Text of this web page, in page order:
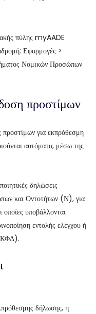
πύλης myAADE
Εφαρμογές >
Νομικών Προσώπων
προστίμων
προστίμων για εκπρόθεσμη
αυτόματα, μέσω της
δηλώσεις
και Οντοτήτων (Ν), για
υποβάλλονται
εντολής ελέγχου ή
ΚΦΔ).
δήλωσης, η